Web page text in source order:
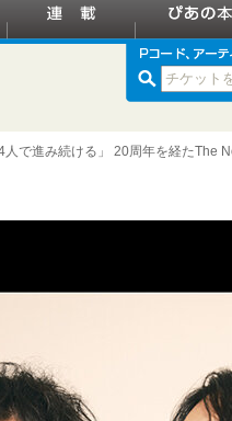
で進み続ける」 20周年を経たThe